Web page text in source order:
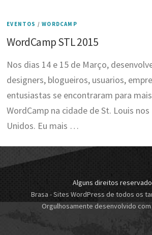
EVENTOS /WORDCAMP
WordCamp STL 2015
Nos dias 14 e 15 de Março,
designers, blogueiros, usuarios,
entusiastas se encontraram para
WordCamp na cidade de St. Louis
Unidos. Eu mais …
Alguns direitos
Brasa - Sites WordPress de todos os
Orgulhosamente desenvolvido com